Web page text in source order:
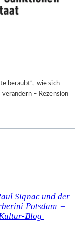
beraubt“, wie sich
– Rezension
Signac und der
Potsdam –
Blog